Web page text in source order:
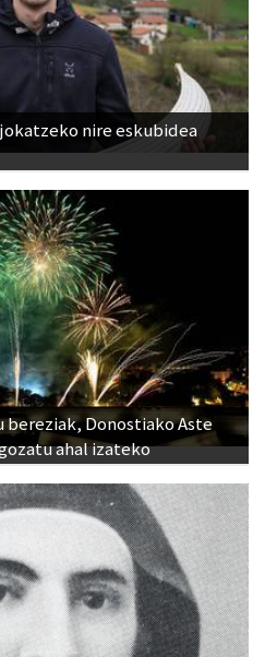
nire eskubidea
Donostiako Aste
ahal izateko